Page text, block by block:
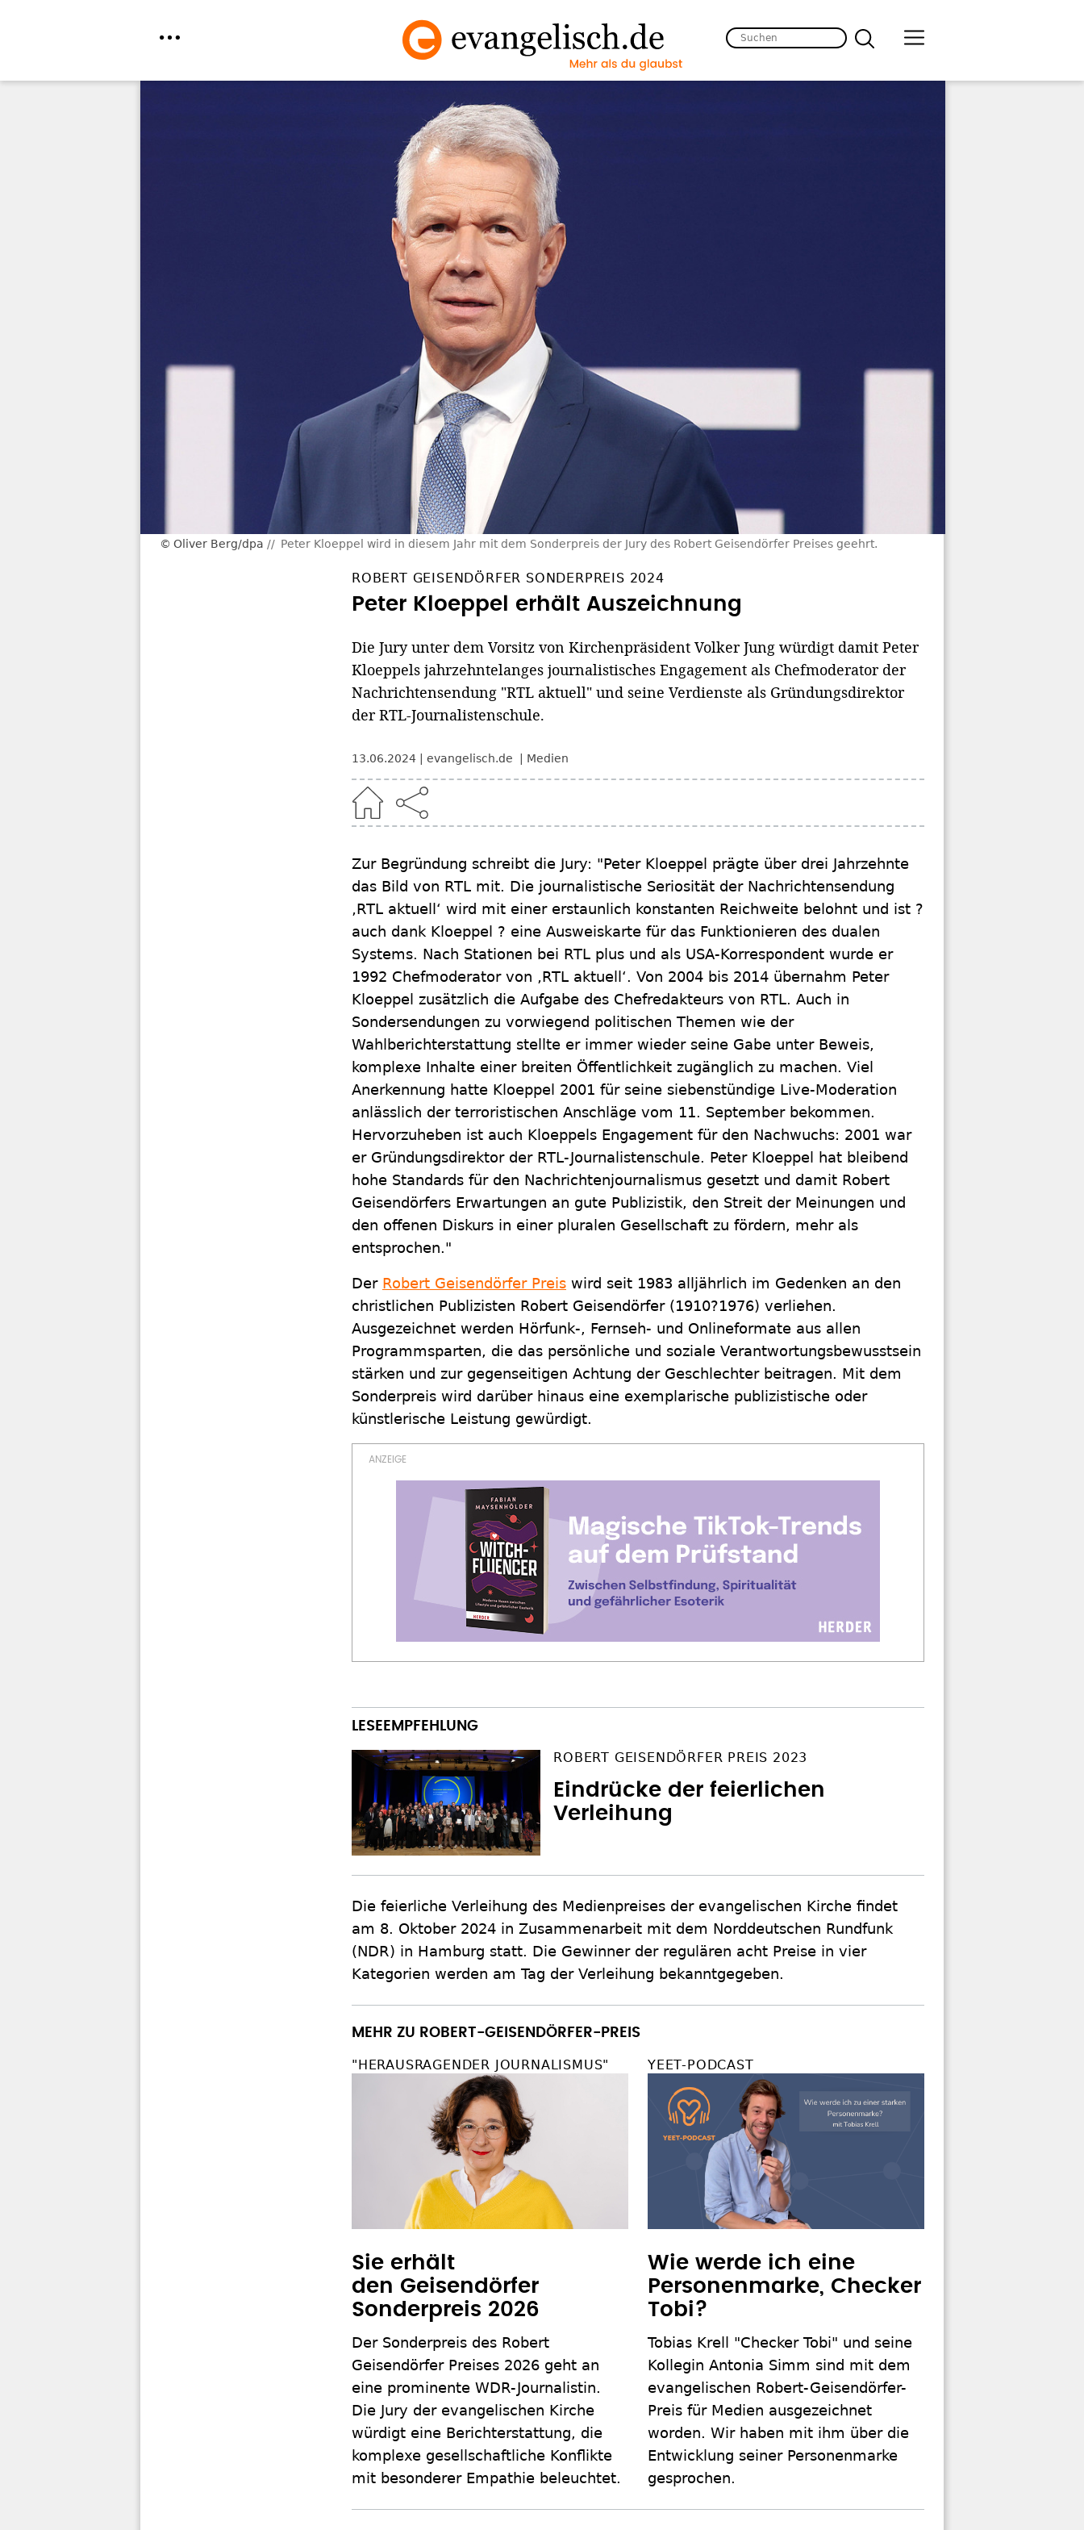
Oliver Berg/dpa Peter Kloeppel wird in diesem Jahr mit dem Sonderpreis der Jury des Robert Geisendörfer Preises geehrt.
ROBERT GEISENDÖRFER SONDERPREIS 2024
Peter Kloeppel erhält Auszeichnung
Die Jury unter dem Vorsitz von Kirchenpräsident Volker Jung würdigt damit Peter
Kloeppels jahrzehntelanges journalistisches Engagement als Chefmoderator der
Nachrichtensendung "RTL aktuell" und seine Verdienste als Gründungsdirektor
der RTL-Journalistenschule.
13.06.2024 evangelisch.de Medien
Zur Begründung schreibt die Jury: "Peter Kloeppel prägte über drei Jahrzehnte
das Bild von RTL mit. Die journalistische Seriosität der Nachrichtensendung
‚RTL aktuell‘ wird mit einer erstaunlich konstanten Reichweite belohnt und ist ?
auch dank Kloeppel ? eine Ausweiskarte für das Funktionieren des dualen
Systems. Nach Stationen bei RTL plus und als USA-Korrespondent wurde er
1992 Chefmoderator von ‚RTL aktuell‘. Von 2004 bis 2014 übernahm Peter
Kloeppel zusätzlich die Aufgabe des Chefredakteurs von RTL. Auch in
Sondersendungen zu vorwiegend politischen Themen wie der
Wahlberichterstattung stellte er immer wieder seine Gabe unter Beweis,
komplexe Inhalte einer breiten Öffentlichkeit zugänglich zu machen. Viel
Anerkennung hatte Kloeppel 2001 für seine siebenstündige Live-Moderation
anlässlich der terroristischen Anschläge vom 11. September bekommen.
Hervorzuheben ist auch Kloeppels Engagement für den Nachwuchs: 2001 war
er Gründungsdirektor der RTL-Journalistenschule. Peter Kloeppel hat bleibend
hohe Standards für den Nachrichtenjournalismus gesetzt und damit Robert
Geisendörfers Erwartungen an gute Publizistik, den Streit der Meinungen und
den offenen Diskurs in einer pluralen Gesellschaft zu fördern, mehr als
entsprochen."
Der Robert Geisendörfer Preis wird seit 1983 alljährlich im Gedenken an den
christlichen Publizisten Robert Geisendörfer (1910?1976) verliehen.
Ausgezeichnet werden Hörfunk-, Fernseh- und Onlineformate aus allen
Programmsparten, die das persönliche und soziale Verantwortungsbewusstsein
stärken und zur gegenseitigen Achtung der Geschlechter beitragen. Mit dem
Sonderpreis wird darüber hinaus eine exemplarische publizistische oder
künstlerische Leistung gewürdigt.
ROBERT GEISENDÖRFER PREIS 2023
Eindrücke der feierlichen
Verleihung
Die feierliche Verleihung des Medienpreises der evangelischen Kirche findet
am 8. Oktober 2024 in Zusammenarbeit mit dem Norddeutschen Rundfunk
(NDR) in Hamburg statt. Die Gewinner der regulären acht Preise in vier
Kategorien werden am Tag der Verleihung bekanntgegeben.
MEHR ZU ROBERT-GEISENDÖRFER-PREIS
"HERAUSRAGENDER JOURNALISMUS"
Sie erhält
den Geisendörfer
Sonderpreis 2026
Der Sonderpreis des Robert
Geisendörfer Preises 2026 geht an
eine prominente WDR-Journalistin.
Die Jury der evangelischen Kirche
würdigt eine Berichterstattung, die
komplexe gesellschaftliche Konflikte
mit besonderer Empathie beleuchtet.
YEET-PODCAST
Wie werde ich eine
Personenmarke, Checker
Tobi?
Tobias Krell "Checker Tobi" und seine
Kollegin Antonia Simm sind mit dem
evangelischen Robert-Geisendörfer-
Preis für Medien ausgezeichnet
worden. Wir haben mit ihm über die
Entwicklung seiner Personenmarke
gesprochen.